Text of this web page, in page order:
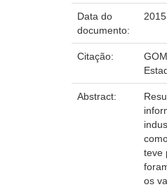
Data do
documento:
2015
Citação:
Abstract:
teve
os